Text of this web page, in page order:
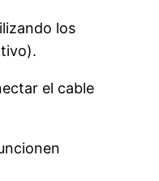
los
el cable